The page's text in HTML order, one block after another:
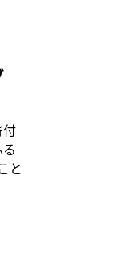
付
と